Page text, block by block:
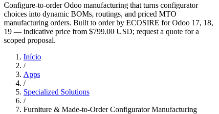
Configure-to-order Odoo manufacturing that turns configurator
choices into dynamic BOMs, routings, and priced MTO
manufacturing orders. Built to order by ECOSIRE for Odoo 17, 18,
19 — indicative price from $799.00 USD; request a quote for a
scoped proposal.
Início
/
Apps
/
Specialized Solutions
/
Furniture & Made-to-Order Configurator Manufacturing